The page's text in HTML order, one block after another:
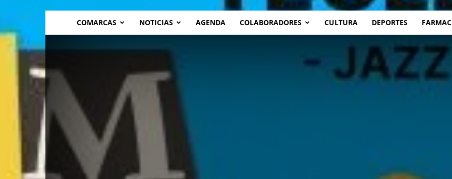
COMARCAS NOTICIAS AGENDA COLABORADORES CULTURA DEPORTES